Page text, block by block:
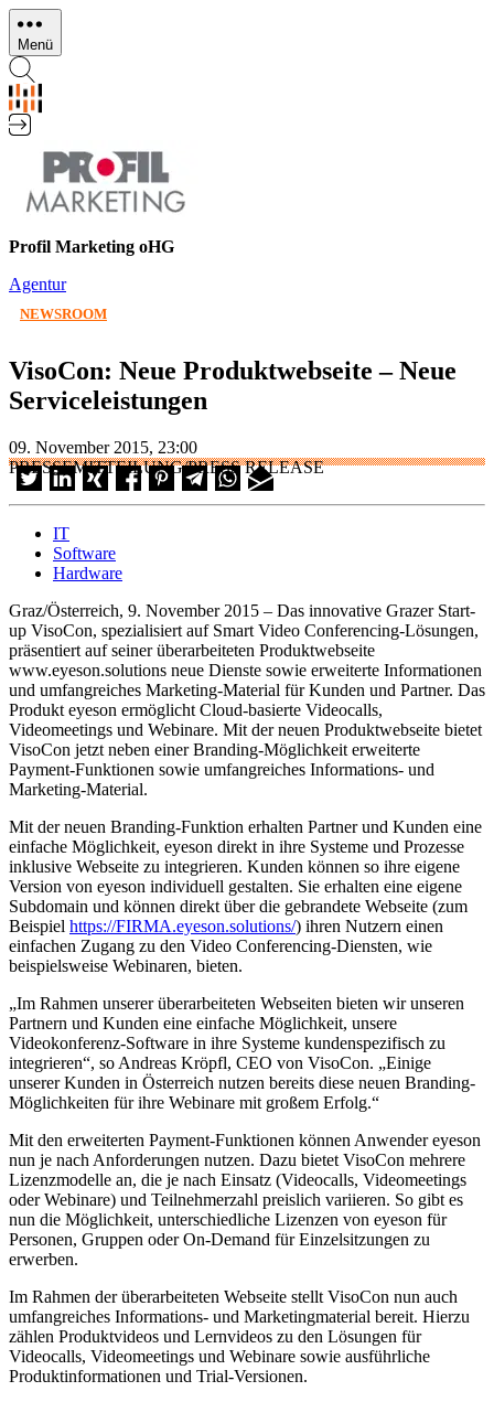
Direkt
zum
Inhalt
Menü
Profil Marketing oHG
Agentur
NEWSROOM
VisoCon: Neue Produktwebseite – Neue
Serviceleistungen
09. November 2015, 23:00
PRESSEMITTEILUNG/PRESS RELEASE
IT
Software
Hardware
Graz/Österreich, 9. November 2015 – Das innovative Grazer Start-
up VisoCon, spezialisiert auf Smart Video Conferencing-Lösungen,
präsentiert auf seiner überarbeiteten Produktwebseite
www.eyeson.solutions neue Dienste sowie erweiterte Informationen
und umfangreiches Marketing-Material für Kunden und Partner. Das
Produkt eyeson ermöglicht Cloud-basierte Videocalls,
Videomeetings und Webinare. Mit der neuen Produktwebseite bietet
VisoCon jetzt neben einer Branding-Möglichkeit erweiterte
Payment-Funktionen sowie umfangreiches Informations- und
Marketing-Material.
Mit der neuen Branding-Funktion erhalten Partner und Kunden eine
einfache Möglichkeit, eyeson direkt in ihre Systeme und Prozesse
inklusive Webseite zu integrieren. Kunden können so ihre eigene
Version von eyeson individuell gestalten. Sie erhalten eine eigene
Subdomain und können direkt über die gebrandete Webseite (zum
Beispiel https://FIRMA.eyeson.solutions/) ihren Nutzern einen
einfachen Zugang zu den Video Conferencing-Diensten, wie
beispielsweise Webinaren, bieten.
„Im Rahmen unserer überarbeiteten Webseiten bieten wir unseren
Partnern und Kunden eine einfache Möglichkeit, unsere
Videokonferenz-Software in ihre Systeme kundenspezifisch zu
integrieren“, so Andreas Kröpfl, CEO von VisoCon. „Einige
unserer Kunden in Österreich nutzen bereits diese neuen Branding-
Möglichkeiten für ihre Webinare mit großem Erfolg.“
Mit den erweiterten Payment-Funktionen können Anwender eyeson
nun je nach Anforderungen nutzen. Dazu bietet VisoCon mehrere
Lizenzmodelle an, die je nach Einsatz (Videocalls, Videomeetings
oder Webinare) und Teilnehmerzahl preislich variieren. So gibt es
nun die Möglichkeit, unterschiedliche Lizenzen von eyeson für
Personen, Gruppen oder On-Demand für Einzelsitzungen zu
erwerben.
Im Rahmen der überarbeiteten Webseite stellt VisoCon nun auch
umfangreiches Informations- und Marketingmaterial bereit. Hierzu
zählen Produktvideos und Lernvideos zu den Lösungen für
Videocalls, Videomeetings und Webinare sowie ausführliche
Produktinformationen und Trial-Versionen.